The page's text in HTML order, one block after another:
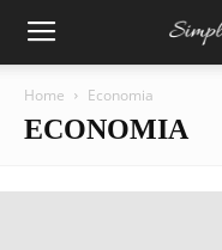
Home Economia
ECONOMIA